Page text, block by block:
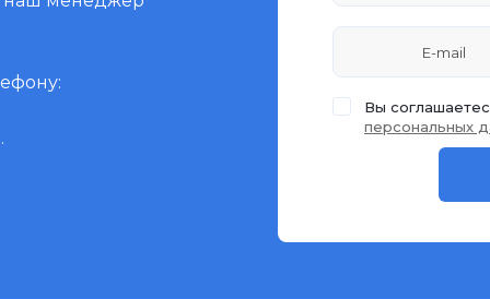
Вы
персональных